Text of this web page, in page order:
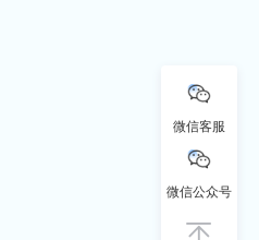
微信客服
微信公众号